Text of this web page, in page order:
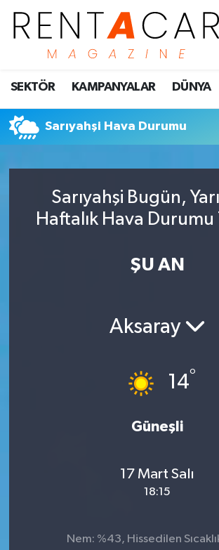
SEKTÖR KAMPANYALAR DÜNYA
Sarıyahşi Hava Durumu
Sarıyahşi Bugün,
Haftalık Hava Durumu
ŞU AN
Aksaray
14°
Güneşli
17 Mart Salı
18:15
Nem: %43, Hissedilen
İstanbul Nöbetçi Eczaneler
İstanbul Hava Durumu
İstanbul Namaz Vakitleri
Süper Lig Puan Durumu ve
Son Dakika Haberleri